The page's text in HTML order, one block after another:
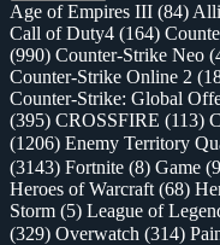
Age of Empires III (84)
Call of Duty4 (164)
(990) Counter-Strike Neo
Counter-Strike Online 2
Counter-Strike: Global
(395) CROSSFIRE (113)
(1206) Enemy Territory
(3143) Fortnite (8) Game
Heroes of Warcraft (68)
Storm (5) League of
(329) Overwatch (314)